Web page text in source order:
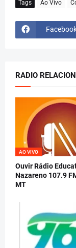
Tags Ao Vivo
RADIO
AO VIVO
Ouvir Rádio
Nazareno 107.9
MT